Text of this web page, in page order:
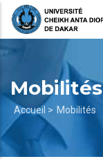
Aller
Mobilités
Fil
d'Ariane
Accueil > Mobilités